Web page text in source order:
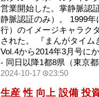
営業開始した。掌静脈認
静脈認証のみ）。 1999
行）のイメージキャラク
された。 『まんがタイ
Vol.4から2014年3月号に
- 同日以降1都8県（東京
2024-10-17 23:50
生産 性 向上 設備 投